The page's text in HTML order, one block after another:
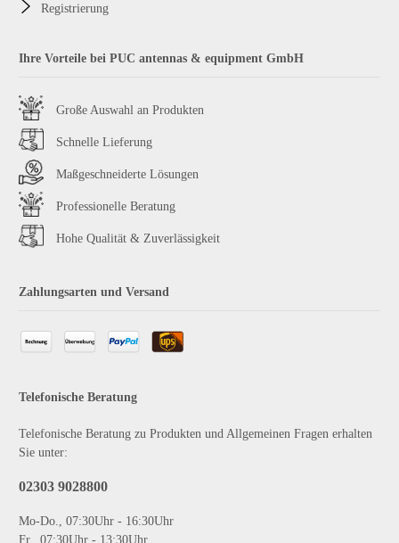
Registrierung
Ihre Vorteile bei PUC antennas & equipment GmbH
Große Auswahl an Produkten
Schnelle Lieferung
Maßgeschneiderte Lösungen
Professionelle Beratung
Hohe Qualität & Zuverlässigkeit
Zahlungsarten und Versand
Telefonische Beratung
Telefonische Beratung zu Produkten und Allgemeinen Fragen erhalten
Sie unter:
02303 9028800
Mo-Do., 07:30Uhr - 16:30Uhr
Fr., 07:30Uhr - 13:30Uhr